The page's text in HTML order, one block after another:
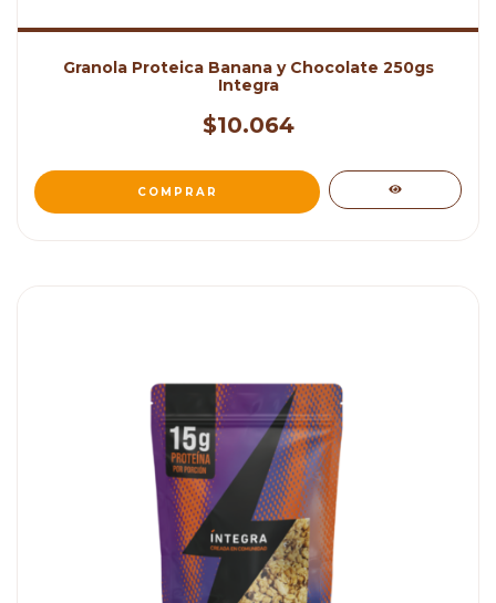
Granola Proteica Banana y Chocolate 250gs
Integra
$10.064